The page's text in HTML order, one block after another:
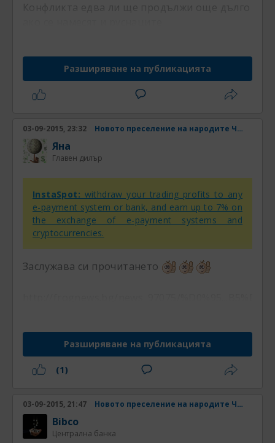
Конфликта едва ли ще продължи още дълго
Разширяване на публикацията
03-09-2015, 23:32 Новото преселение на народите Част 4
Яна
Главен дилър
InstaSpot: withdraw your trading profits to any
e-payment system or bank, and earn up to 7% on
the exchange of e-payment systems and
cryptocurrencies.
Заслужава си прочитането
Разширяване на публикацията
(1)
03-09-2015, 21:47 Новото преселение на народите Част 4
Bibco
Централна банка